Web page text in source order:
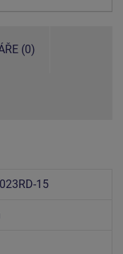
(0)
15